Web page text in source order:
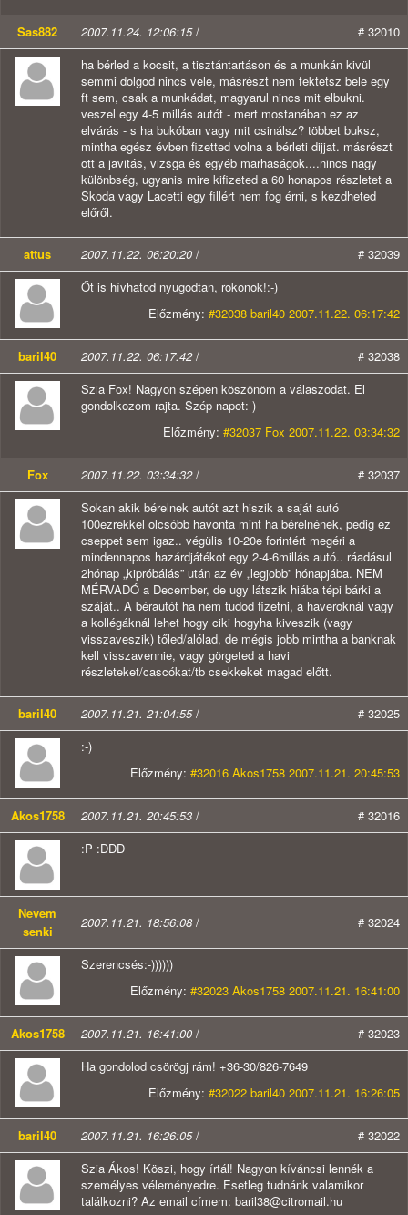
Sas882 2007.11.24. 12:06:15/
# 32010
ha bérled a kocsit, a tisztántartáson és a munkán kivül
semmi dolgod nincs vele, másrészt nem fektetsz bele egy
ft sem, csak a munkádat, magyarul nincs mit elbukni.
veszel egy 4-5 millás autót - mert mostanában ez az
elvárás - s ha bukóban vagy mit csinálsz? többet buksz,
mintha egész évben fizetted volna a bérleti dijjat. másrészt
ott a javitás, vizsga és egyéb marhaságok....nincs nagy
különbség, ugyanis mire kifizeted a 60 honapos részletet a
Skoda vagy Lacetti egy fillért nem fog érni, s kezdheted
előről.
attus 2007.11.22. 06:20:20 /
# 32039
Őt is hívhatod nyugodtan, rokonok!:-)
Előzmény: #32038 baril40 2007.11.22. 06:17:42
baril40 2007.11.22. 06:17:42/
# 32038
Szia Fox! Nagyon szépen köszönöm a válaszodat. El
gondolkozom rajta. Szép napot:-)
Előzmény: #32037 Fox 2007.11.22. 03:34:32
Fox 2007.11.22. 03:34:32/
# 32037
Sokan akik bérelnek autót azt hiszik a saját autó
100ezrekkel olcsóbb havonta mint ha bérelnének, pedig ez
cseppet sem igaz.. végülis 10-20e forintért megéri a
mindennapos hazárdjátékot egy 2-4-6millás autó.. ráadásul
2hónap „kipróbálás” után az év „legjobb” hónapjába. NEM
MÉRVADÓ a December, de ugy látszik hiába tépi bárki a
száját.. A bérautót ha nem tudod fizetni, a haveroknál vagy
a kollégáknál lehet hogy ciki hogyha kiveszik (vagy
visszaveszik) tőled/alólad, de mégis jobb mintha a banknak
kell visszavennie, vagy görgeted a havi
részleteket/cascókat/tb csekkeket magad előtt.
baril40 2007.11.21. 21:04:55/
# 32025
:-)
Előzmény: #32016 Akos1758 2007.11.21. 20:45:53
Akos1758 2007.11.21. 20:45:53 /
# 32016
:P :DDD
Nevem
senki
2007.11.21. 18:56:08 / # 32024
Szerencsés:-))))))
Előzmény: #32023 Akos1758 2007.11.21. 16:41:00
Akos1758 2007.11.21. 16:41:00 /
# 32023
Ha gondolod csörögj rám! +36-30/826-7649
Előzmény: #32022 baril40 2007.11.21. 16:26:05
baril40 2007.11.21. 16:26:05/
# 32022
Szia Ákos! Köszi, hogy írtál! Nagyon kíváncsi lennék a
személyes véleményedre. Esetleg tudnánk valamikor
találkozni? Az email címem: baril38@citromail.hu